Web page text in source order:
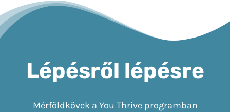
Lépésről lépésre
Mérföldkövek a You Thrive programban